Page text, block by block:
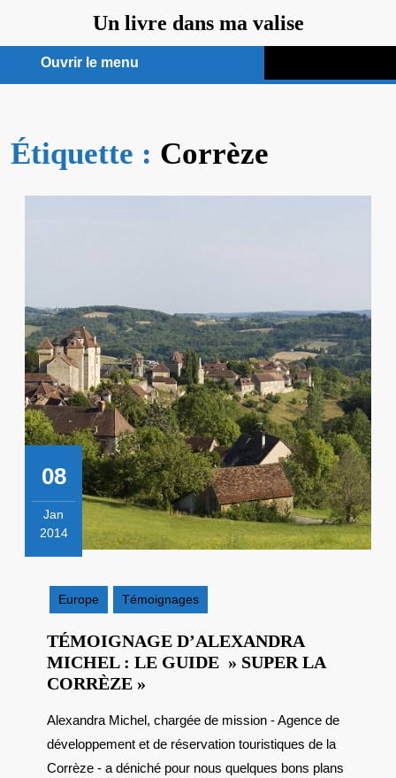
contenu
Un livre dans ma valise
Ouvrir le menu
menu
Étiquette : Corrèze
08
Jan
2014
2014
Europe
Témoignages
TÉMOIGNAGE D’ALEXANDRA
MICHEL : LE GUIDE » SUPER LA
CORRÈZE »
MICHEL
:
LE
Alexandra Michel, chargée de mission - Agence de
développement et de réservation touristiques de la
Corrèze - a déniché pour nous quelques bons plans